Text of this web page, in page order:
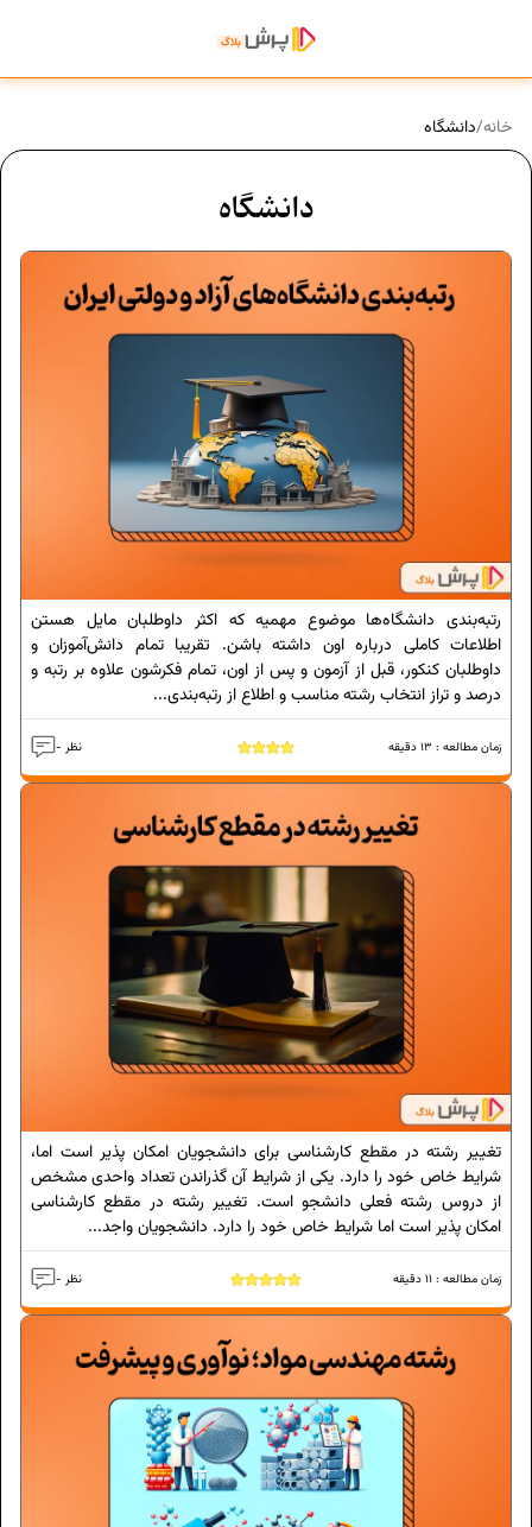
خانه/دانشگاه
دانشگاه
رتبه‌بندی دانشگاه‌ها موضوع مهمیه که اکثر داوطلبان مایل هستن
اطلاعات کاملی درباره اون داشته باشن. تقریبا تمام دانش‌آموزان و
داوطلبان کنکور، قبل از آزمون و پس از اون، تمام فکرشون علاوه بر رتبه و
درصد و تراز انتخاب رشته مناسب و اطلاع از رتبه‌بندی...
- نظر زمان مطالعه : 13 دقیقه
تغییر رشته در مقطع کارشناسی برای دانشجویان امکان پذیر است اما،
شرایط خاص خود را دارد. یکی از شرایط آن گذراندن تعداد واحدی مشخص
از دروس رشته فعلی دانشجو است. تغییر رشته در مقطع کارشناسی
امکان پذیر است اما شرایط خاص خود را دارد. دانشجویان واجد...
- نظر زمان مطالعه : 11 دقیقه